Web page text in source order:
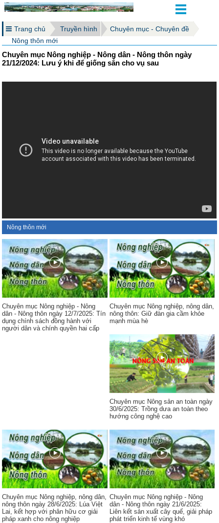
Trang chủ Truyền hình
Chuyên mục - Chuyên đề
Nông thôn mới
Chuyên mục Nông nghiệp - Nông dân - Nông thôn ngày
21/12/2024: Lưu ý khi để giống sắn cho vụ sau
Nông thôn mới
Chuyên mục Nông nghiệp - Nông
dân - Nông thôn ngày 12/7/2025: Tín
dụng chính sách đồng hành với
người dân và chính quyền hai cấp
Chuyên mục Nông nghiệp, nông dân,
nông thôn: Giữ đàn gia cầm khỏe
mạnh mùa hè
Chuyên mục Nông sản an toàn ngày
30/6/2025: Trồng dưa an toàn theo
hướng công nghệ cao
Chuyên mục Nông nghiệp, nông dân,
nông thôn ngày 28/6/2025: Lúa Việt
Lai, kết hợp với phân hữu cơ giải
pháp xanh cho nông nghiệp
Chuyên mục Nông nghiệp - Nông
dân - Nông thôn ngày 21/6/2025:
Liên kết sản xuất cây quế, giải pháp
phát triển kinh tế vùng khó